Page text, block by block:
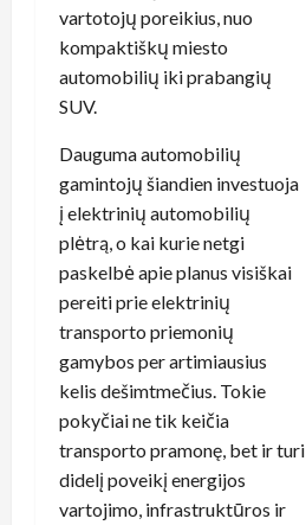
vartotojų poreikius, nuo
kompaktiškų miesto
automobilių iki prabangių
SUV.
Dauguma automobilių
gamintojų šiandien investuoja
į elektrinių automobilių
plėtrą, o kai kurie netgi
paskelbė apie planus visiškai
pereiti prie elektrinių
transporto priemonių
gamybos per artimiausius
kelis dešimtmečius. Tokie
pokyčiai ne tik keičia
transporto pramonę, bet ir turi
didelį poveikį energijos
vartojimo, infrastruktūros ir